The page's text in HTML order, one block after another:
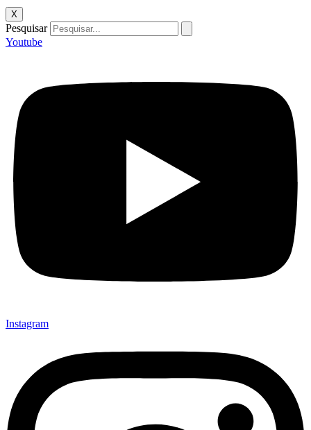
X
Pesquisar
Youtube
Instagram